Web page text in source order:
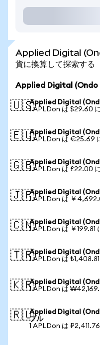
Applied Digital
貨に換算して探索する
Applied Digital (Ondo
🇺🇸Applied Digital
1 APLDon は $29.60
🇪🇺Applied Digital
1 APLDon は €25.69
🇬🇧Applied Digital
1 APLDon は £22.00
🇯🇵Applied Digital
1 APLDon は ￥
🇨🇳Applied Digital
1 APLDon は ￥199.81
🇹🇷Applied Digital
1 APLDon は
🇰🇷Applied Digital
1 APLDon は
🇷🇺Applied Digital
ブル
1 APLDon は